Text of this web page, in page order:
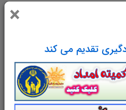
×
تقدیم می کند
سرفصل های اعلامی
آموزش و پرورش